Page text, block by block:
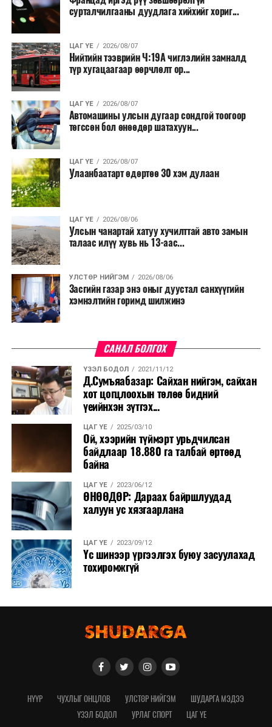
сурталчилгааны дуудлага хийхийг хориг...
ЦАГ ҮЕ 2026/08/07
Нийтийн тээврийн Ч:19А чиглэлийн замналд
түр хугацаагаар өөрчлөлт ор...
ЦАГ ҮЕ 2026/08/07
Автомашины улсын дугаар сондгой тоогоор
төгссөн бол өнөөдөр шатахуун...
ЦАГ ҮЕ 2026/08/07
Улаанбаатарт өдөртөө 30 хэм дулаан
ЦАГ ҮЕ 2026/08/06
Улсын чанартай хатуу хучилттай авто замын
талаас илүү хувь нь 13-аас...
УЛСТӨР НИЙГЭМ 2026/08/06
Засгийн газар энэ оныг дуустал санхүүгийн
хэмнэлтийн горимд шилжинэ
САНАЛ БОЛГОХ
ҮЗЭЛ БОДОЛ 2021/11/12
Д.Сумъяабазар: Сайхан нийгэм, сайхан
хот цогцлоохын төлөө бидний
үеийнхэн зүтгэх...
ЦАГ ҮЕ 2025/03/10
Ой, хээрийн түймэрт урьдчилсан
байдлаар 18.880 га талбай өртөөд
байна
ЦАГ ҮЕ 2023/06/12
ӨНӨӨДӨР: Дараах байршлуудад
халуун ус хязгаарлана
ЦАГ ҮЕ 2023/09/12
Үс шинээр үргээлгэх буюу засуулахад
тохиромжгүй
НҮҮР ЧУХЛЫГ ОНЦЛОВ УЛСТӨР НИЙГЭМ
ШУДАРГА МЭДЭЭ
ҮЗЭЛ БОДОЛ
УРЛАГ СПОРТ ЦАГ ҮЕ